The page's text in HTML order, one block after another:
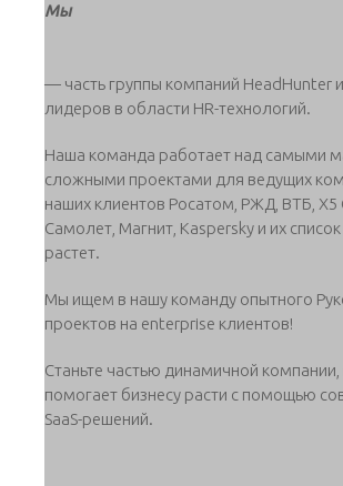
Мы
— часть группы компаний HeadHunter
лидеров в области HR-технологий.
Наша команда работает над самыми
сложными проектами для ведущих
наших клиентов Росатом, РЖД, ВТБ, X5
Самолет, Магнит, Kaspersky и их
растет.
Мы ищем в нашу команду опытного
проектов на enterprise клиентов!
Станьте частью динамичной компании,
помогает бизнесу расти с помощью
SaaS-решений.